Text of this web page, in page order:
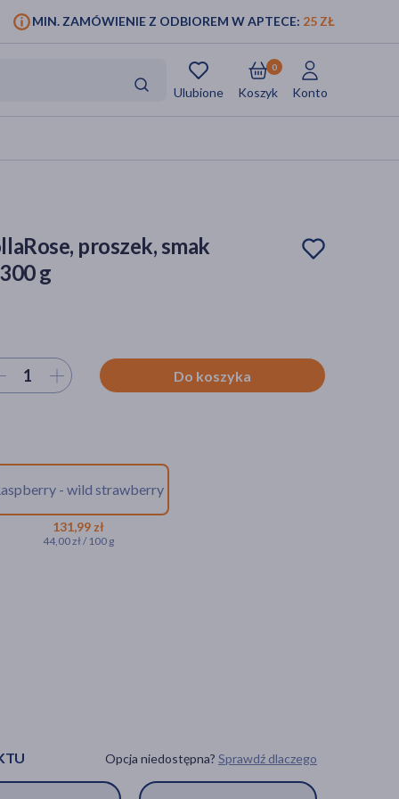
MIN. ZAMÓWIENIE Z ODBIOREM W APTECE: 25 ZŁ
Ulubione Koszyk
0
Konto
proszek, smak
g
ilość Do koszyka
- wild strawberry
131,99 zł
44,00 zł / 100 g
Opcja niedostępna? Sprawdź dlaczego